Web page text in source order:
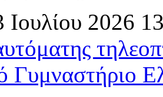
2026
Γυμναστήριο